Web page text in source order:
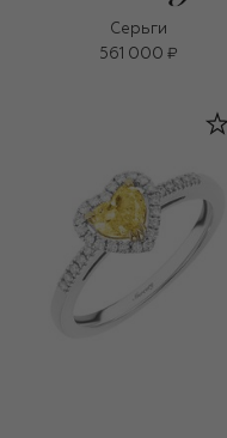
Серьги
561 000 ₽